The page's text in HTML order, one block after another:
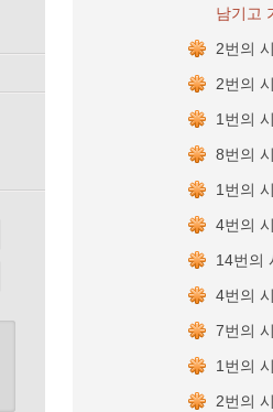
남기고
2번의
2번의
1번의
8번의
1번의
4번의
14번의
4번의
7번의
1번의
2번의